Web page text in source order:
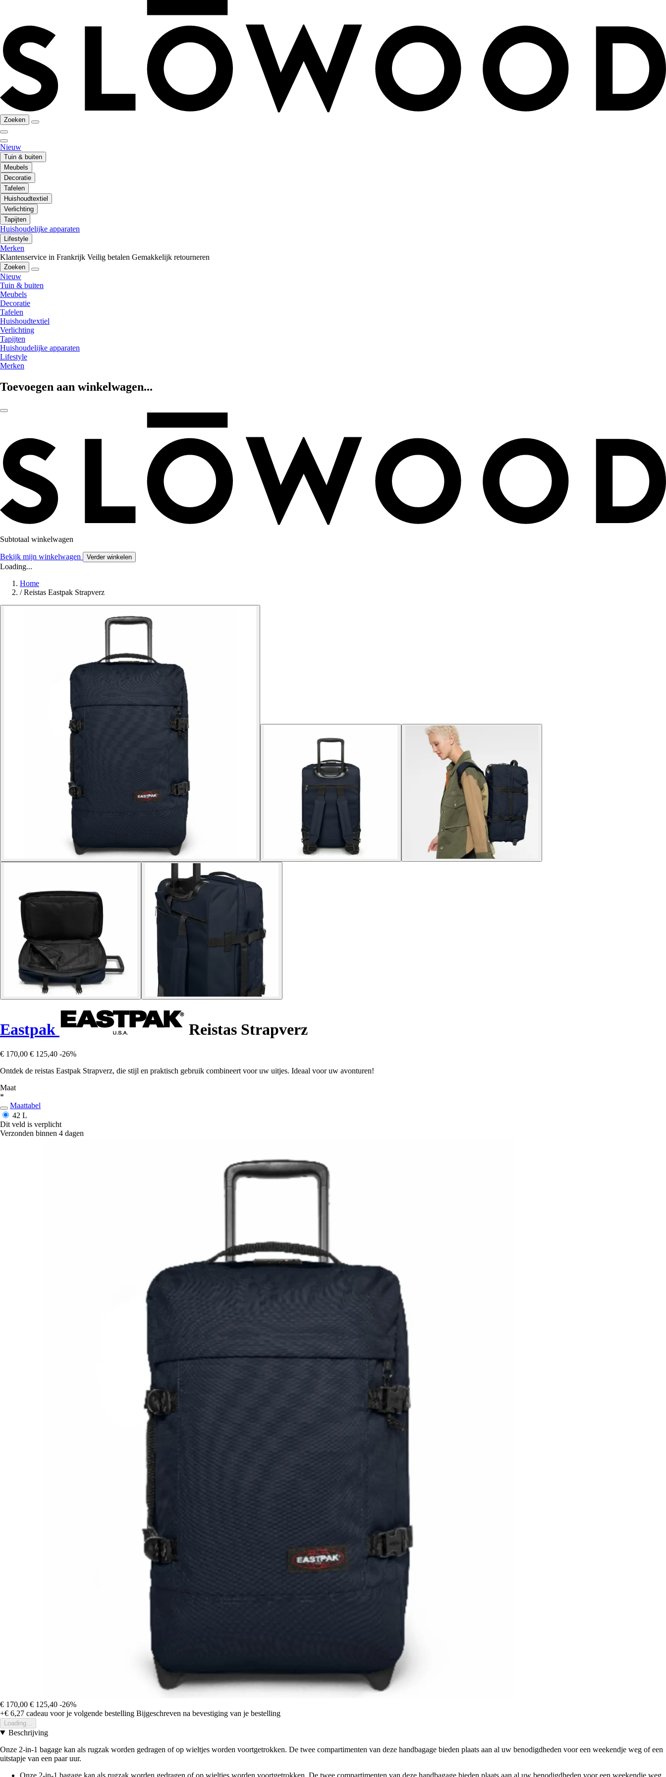
Zoeken
Nieuw
Tuin & buiten
Meubels
Decoratie
Tafelen
Huishoudtextiel
Verlichting
Tapijten
Huishoudelijke apparaten
Lifestyle
Merken
Klantenservice in Frankrijk Veilig betalen Gemakkelijk retourneren
Zoeken
Nieuw
Tuin & buiten
Meubels
Decoratie
Tafelen
Huishoudtextiel
Verlichting
Tapijten
Huishoudelijke apparaten
Lifestyle
Merken
Toevoegen aan winkelwagen...
Subtotaal winkelwagen
Bekijk mijn winkelwagen Verder winkelen
Loading...
Home
/ Reistas Eastpak Strapverz
Eastpak Reistas Strapverz
€ 170,00 € 125,40 -26%
Ontdek de reistas Eastpak Strapverz, die stijl en praktisch gebruik combineert voor uw uitjes. Ideaal voor uw avonturen!
Maat
*
Maattabel
42 L
Dit veld is verplicht
Verzonden binnen 4 dagen
€ 170,00 € 125,40 -26%
+€ 6,27 cadeau voor je volgende bestelling Bijgeschreven na bevestiging van je bestelling
Loading...
Beschrijving
Onze 2-in-1 bagage kan als rugzak worden gedragen of op wieltjes worden voortgetrokken. De twee compartimenten van deze handbagage bieden plaats aan al uw benodigdheden voor een weekendje weg of een
uitstapje van een paar uur.
Onze 2-in-1 bagage kan als rugzak worden gedragen of op wieltjes worden voortgetrokken. De twee compartimenten van deze handbagage bieden plaats aan al uw benodigdheden voor een weekendje weg